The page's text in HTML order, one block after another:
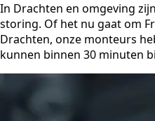
In Drachten en omgeving
storing. Of het nu gaat om
Drachten, onze monteurs
kunnen binnen 30 minuten